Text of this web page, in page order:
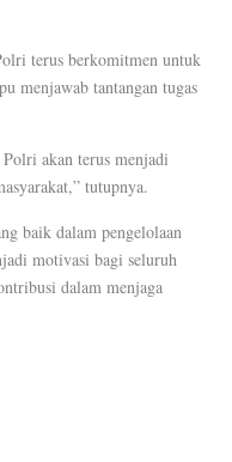
terus berkomitmen untuk
menjawab tantangan tugas
akan terus menjadi
tutupnya.
baik dalam pengelolaan
motivasi bagi seluruh
dalam menjaga